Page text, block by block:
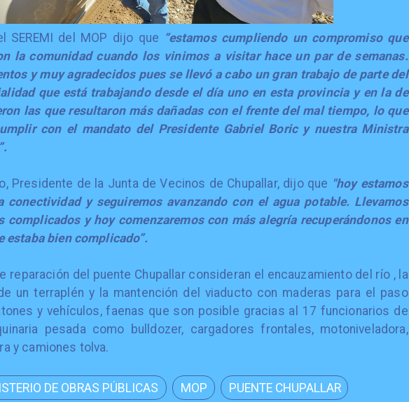
SEREMI del MOP dijo que “estamos cumpliendo un compromiso que
la comunidad cuando los vinimos a visitar hace un par de semanas.
y muy agradecidos pues se llevó a cabo un gran trabajo de parte del
que está trabajando desde el día uno en esta provincia y en la de
las que resultaron más dañadas con el frente del mal tiempo, lo que
con el mandato del Presidente Gabriel Boric y nuestra Ministra
Presidente de la Junta de Vecinos de Chupallar, dijo que "hoy estamos
conectividad y seguiremos avanzando con el agua potable. Llevamos
complicados y hoy comenzaremos con más alegría recuperándonos en
estaba bien complicado”.
reparación del puente Chupallar consideran el encauzamiento del río , la
un terraplén y la mantención del viaducto con maderas para el paso
y vehículos, faenas que son posible gracias al 17 funcionarios de
pesada como bulldozer, cargadores frontales, motoniveladora,
y camiones tolva.
DE OBRAS PÚBLICAS MOP PUENTE CHUPALLAR